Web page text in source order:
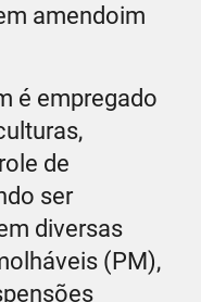
amendoim
é empregado
de
ser
diversas
(PM),